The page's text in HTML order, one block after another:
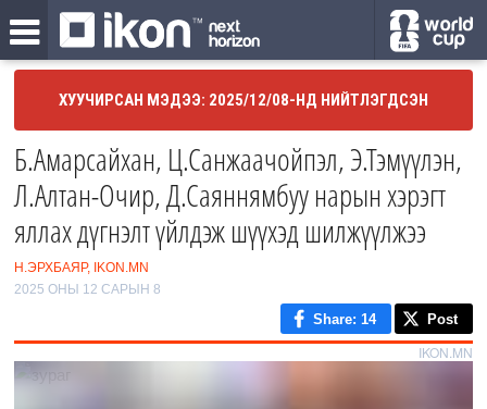
ХУУЧИРСАН МЭДЭЭ: 2025/12/08-НД НИЙТЛЭГДСЭН
Б.Амарсайхан, Ц.Санжаачойпэл, Э.Тэмүүлэн,
Л.Алтан-Очир, Д.Саяннямбуу нарын хэрэгт
яллах дүгнэлт үйлдэж шүүхэд шилжүүлжээ
Н.ЭРХБАЯР, IKON.MN
2025 ОНЫ 12 САРЫН 8
Share: 14 Post
IKON.MN